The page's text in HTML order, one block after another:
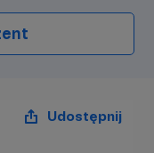
Udostępnij